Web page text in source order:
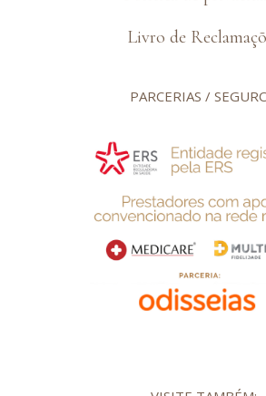
Livro de
PARCERIAS /